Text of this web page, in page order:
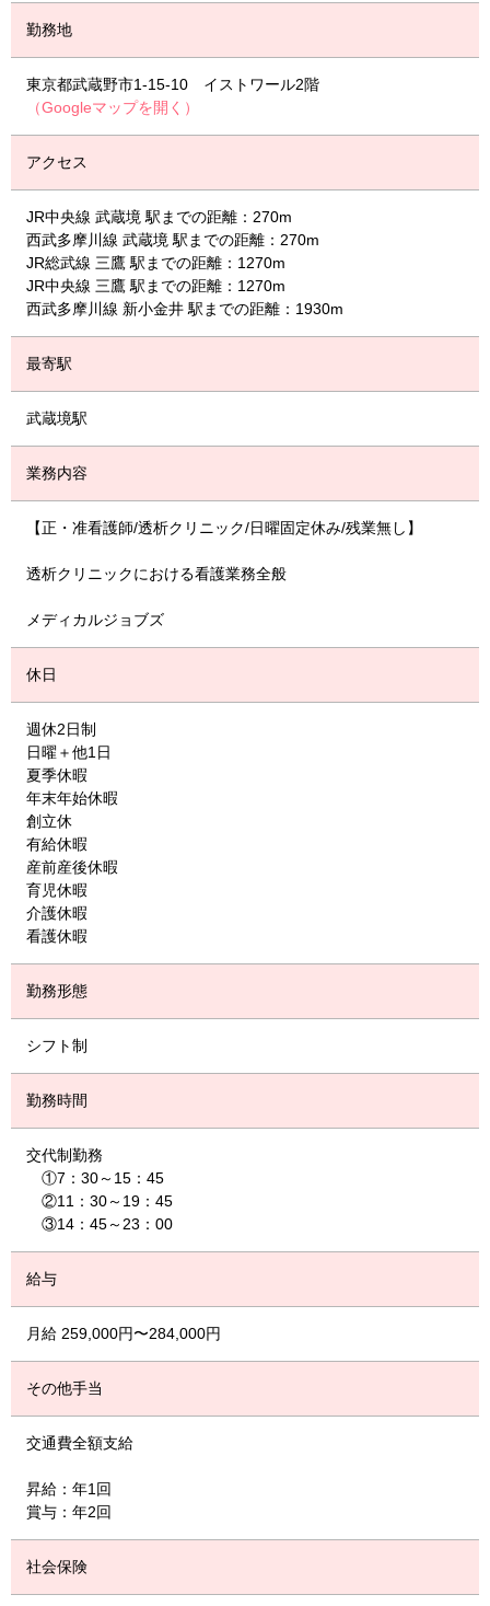
勤務地
東京都武蔵野市1-15-10 イストワール2階
（Googleマップを開く）
アクセス
JR中央線 武蔵境 駅までの距離：270m
西武多摩川線 武蔵境 駅までの距離：270m
JR総武線 三鷹 駅までの距離：1270m
JR中央線 三鷹 駅までの距離：1270m
西武多摩川線 新小金井 駅までの距離：1930m
最寄駅
武蔵境駅
業務内容
【正・准看護師/透析クリニック/日曜固定休み/残業無し】
透析クリニックにおける看護業務全般
メディカルジョブズ
休日
週休2日制
日曜＋他1日
夏季休暇
年末年始休暇
創立休
有給休暇
産前産後休暇
育児休暇
介護休暇
看護休暇
勤務形態
シフト制
勤務時間
交代制勤務
①7：30～15：45
②11：30～19：45
③14：45～23：00
給与
月給 259,000円〜284,000円
その他手当
交通費全額支給
昇給：年1回
賞与：年2回
社会保険